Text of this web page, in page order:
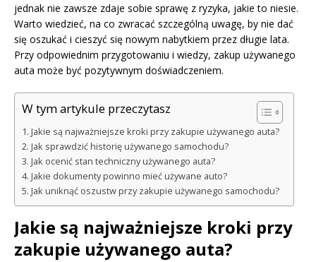
jednak nie zawsze zdaje sobie sprawę z ryzyka, jakie to niesie.
Warto wiedzieć, na co zwracać szczególną uwagę, by nie dać
się oszukać i cieszyć się nowym nabytkiem przez długie lata.
Przy odpowiednim przygotowaniu i wiedzy, zakup używanego
auta może być pozytywnym doświadczeniem.
W tym artykule przeczytasz
Jakie są najważniejsze kroki przy zakupie używanego auta?
Jak sprawdzić historię używanego samochodu?
Jak ocenić stan techniczny używanego auta?
Jakie dokumenty powinno mieć używane auto?
Jak uniknąć oszustw przy zakupie używanego samochodu?
Jakie są najważniejsze kroki przy
zakupie używanego auta?